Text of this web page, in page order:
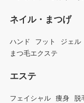
ネイル・まつげ
ハンド フット ジェル
まつ毛エクステ
エステ
フェイシャル 痩身 脱